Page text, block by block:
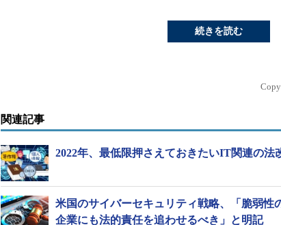
続きを読む
関連記事
2022年、最低限押さえておきたいIT関連の法
米国のサイバーセキュリティ戦略、「脆弱性
企業にも法的責任を追わせるべき」と明記